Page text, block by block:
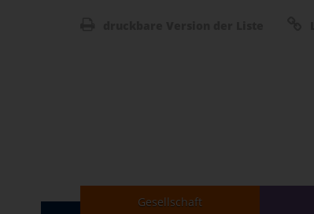
Gesellschaft